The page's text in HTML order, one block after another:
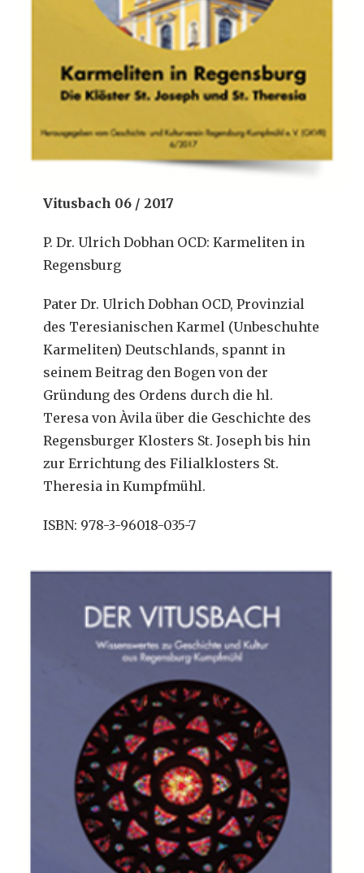
Vitusbach 06 / 2017
P. Dr. Ulrich Dobhan OCD: Karmeliten in
Regensburg
Pater Dr. Ulrich Dobhan OCD, Provinzial
des Teresianischen Karmel (Unbeschuhte
Karmeliten) Deutschlands, spannt in
seinem Beitrag den Bogen von der
Gründung des Ordens durch die hl.
Teresa von Àvila über die Geschichte des
Regensburger Klosters St. Joseph bis hin
zur Errichtung des Filialklosters St.
Theresia in Kumpfmühl.
ISBN: 978-3-96018-035-7